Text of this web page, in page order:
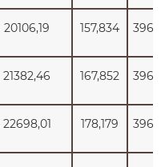
20106,19 157,834
21382,46 167,852
22698,01 178,179